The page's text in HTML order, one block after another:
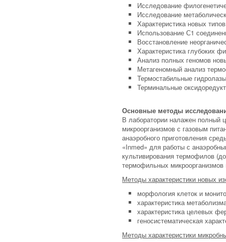
Исследование
Исследование
Характеристика новых
Использование С1
Восстановление
Характеристика глубоких
Анализ полных геномов
Метагеномный анализ
Термостабильные
Терминальные
Основные методы
В лаборатории налажен полный
микроорганизмов с газовым
анаэробного приготовления
«Inmed» для работы с
культивирования термофилов
термофильных
Методы характеристики новых
морфология клеток и
характеристика
характеристика целевых
геносистематическая
Методы характеристики